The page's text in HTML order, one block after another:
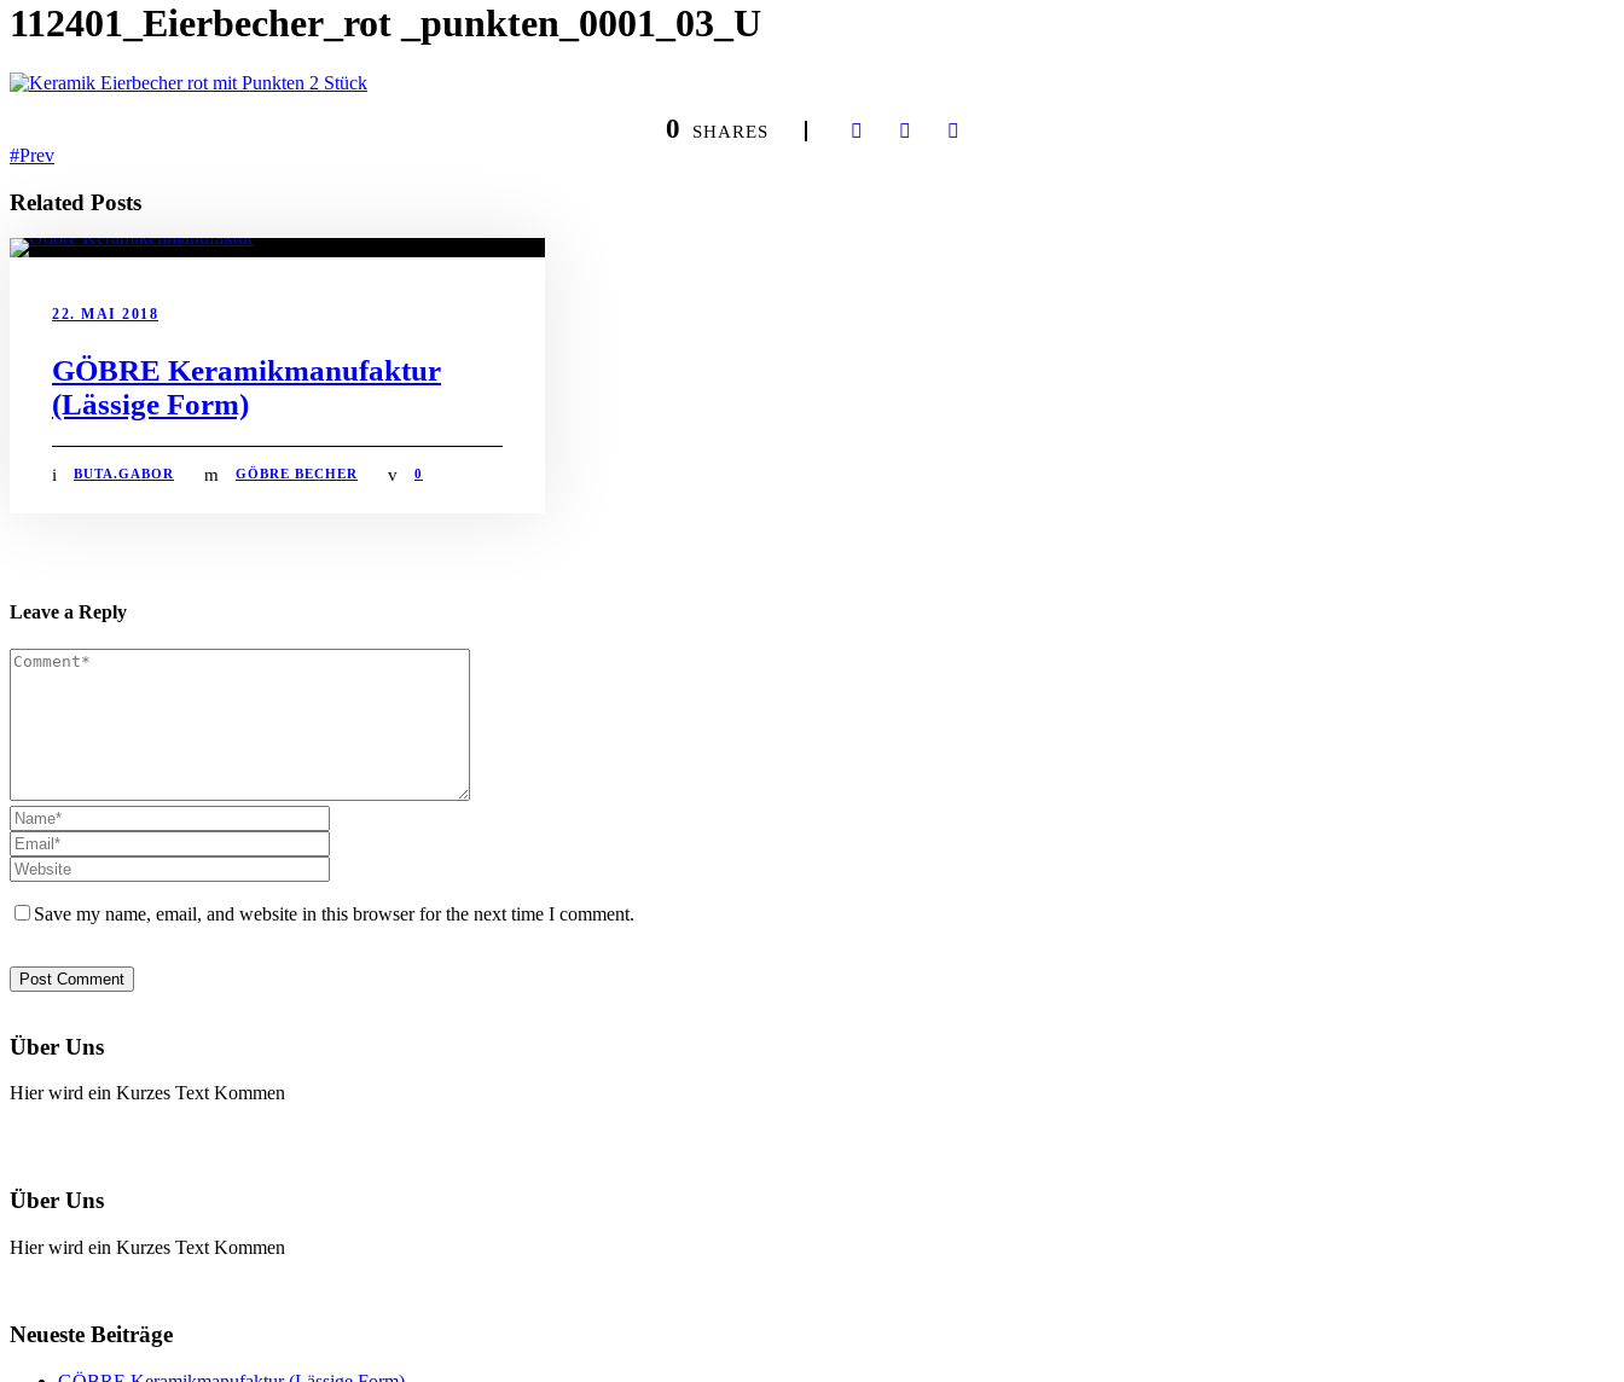
112401_Eierbecher_rot _punkten_0001_03_U
0 SHARES
Prev
Related Posts
22. MAI 2018
GÖBRE Keramikmanufaktur
(Lässige Form)
BUTA.GABOR GÖBRE BECHER 0
Leave a Reply
Save my name, email, and website in this browser for the next time I comment.
Über Uns
Hier wird ein Kurzes Text Kommen
Über Uns
Hier wird ein Kurzes Text Kommen
Neueste Beiträge